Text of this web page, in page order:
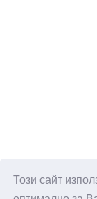
Този сайт